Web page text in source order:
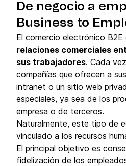
De negocio a
Business to
El comercio electrónico B2E
relaciones comerciales
sus trabajadores. Cada
compañías que ofrecen a
intranet o un sitio web
especiales, ya sea de los
empresa o de terceros.
Naturalmente, este tipo de
vinculado a los recursos
El principal objetivo es
fidelización de los